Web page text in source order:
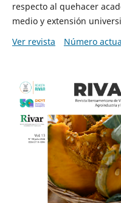
respecto al quehacer
medio y extensión
Ver revista
Número